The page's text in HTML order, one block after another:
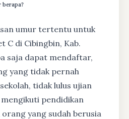
berapa?
umur tertentu untuk
C di Cibingbin, Kab.
saja dapat mendaftar,
yang tidak pernah
tidak lulus ujian
pendidikan
yang sudah berusia